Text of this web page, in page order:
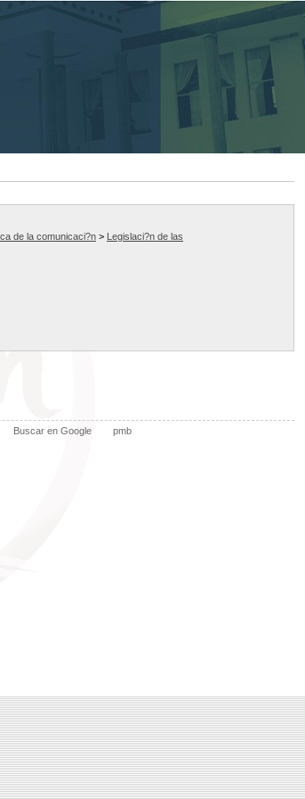
de la comunicaci?n > Legislaci?n de las
Buscar en Google pmb